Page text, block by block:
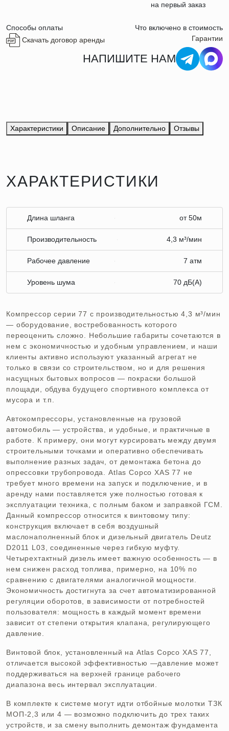
на первый заказ
Способы оплаты
Что включено в стоимость
Скачать договор аренды
Гарантии
НАПИШИТЕ НАМ
Характеристики Описание Дополнительно Отзывы
ХАРАКТЕРИСТИКИ
Длина шланга от 50м
Производительность 4,3 м³/мин
Рабочее давление 7 атм
Уровень шума 70 дБ(А)
Компрессор серии 77 с производительностью 4,3 м³/мин
— оборудование, востребованность которого
переоценить сложно. Небольшие габариты сочетаются в
нем с экономичностью и удобным управлением, и наши
клиенты активно используют указанный агрегат не
только в связи со строительством, но и для решения
насущных бытовых вопросов — покраски большой
площади, обдува будущего спортивного комплекса от
мусора и т.п.
Автокомпрессоры, установленные на грузовой
автомобиль — устройства, и удобные, и практичные в
работе. К примеру, они могут курсировать между двумя
строительными точками и оперативно обеспечивать
выполнение разных задач, от демонтажа бетона до
опрессовки трубопровода. Atlas Copco XAS 77 не
требует много времени на запуск и подключение, и в
аренду нами поставляется уже полностью готовая к
эксплуатации техника, с полным баком и заправкой ГСМ.
Данный компрессор относится к винтовому типу:
конструкция включает в себя воздушный
маслонаполненный блок и дизельный двигатель Deutz
D2011 L03, соединенные через гибкую муфту.
Четырехтактный дизель имеет важную особенность — в
нем снижен расход топлива, примерно, на 10% по
сравнению с двигателями аналогичной мощности.
Экономичность достигнута за счет автоматизированной
регуляции оборотов, в зависимости от потребностей
пользователя: мощность в каждый момент времени
зависит от степени открытия клапана, регулирующего
давление.
Винтовой блок, установленный на Atlas Copco XAS 77,
отличается высокой эффективностью —давление может
поддерживаться на верхней границе рабочего
диапазона весь интервал эксплуатации.
В комплекте к системе могут идти отбойные молотки ТЗК
МОП-2,3 или 4 — возможно подключить до трех таких
устройств, и за смену выполнить демонтаж фундамента